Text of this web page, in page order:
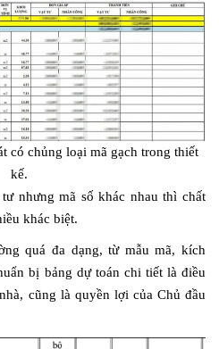
có chủng loại mã gạch trong thiết
kế.
nhưng mã số khác nhau thì chất
khác biệt.
quá đa dạng, từ mẫu mã, kích
bị bảng dự toán chi tiết là điều
cũng là quyền lợi của Chủ đầu